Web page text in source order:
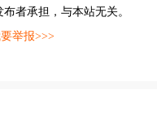
者承担，与本站无关。
举报>>>